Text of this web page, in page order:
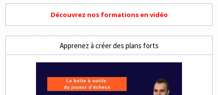
Découvrez nos formations en vidéo
Apprenez à créer des plans forts